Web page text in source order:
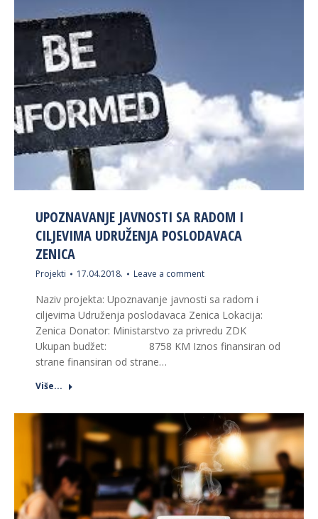
UPOZNAVANJE JAVNOSTI SA RADOM I
CILJEVIMA UDRUŽENJA POSLODAVACA
ZENICA
Projekti 17.04.2018. Leave a comment
Naziv projekta: Upoznavanje javnosti sa radom i
ciljevima Udruženja poslodavaca Zenica Lokacija:
Zenica Donator: Ministarstvo za privredu ZDK
Ukupan budžet: 8758 KM Iznos finansiran od
strane finansiran od strane…
Više...